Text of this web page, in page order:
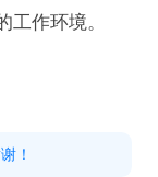
工作环境。
与职业素养。
！